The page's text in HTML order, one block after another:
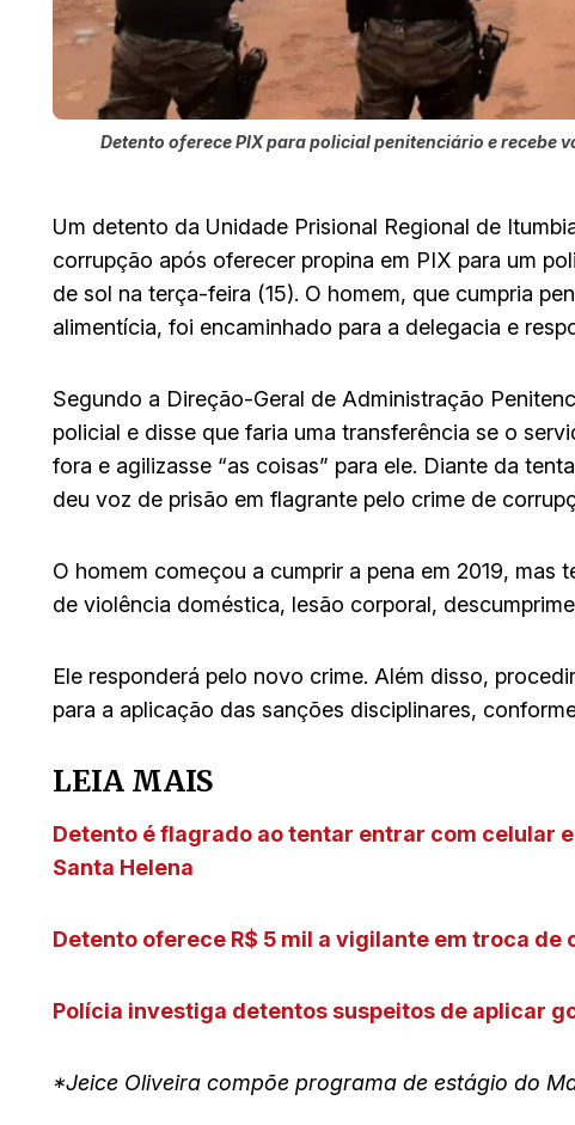
Detento oferece PIX para policial penitenciário e recebe
Um detento da Unidade Prisional Regional de
corrupção após oferecer propina em PIX para um
de sol na terça-feira (15). O homem, que cumpria
alimentícia, foi encaminhado para a delegacia e
Segundo a Direção-Geral de Administração
policial e disse que faria uma transferência se o
fora e agilizasse “as coisas” para ele. Diante da
deu voz de prisão em flagrante pelo crime de
O homem começou a cumprir a pena em 2019, mas
de violência doméstica, lesão corporal,
Ele responderá pelo novo crime. Além disso,
para a aplicação das sanções disciplinares,
LEIA MAIS
Detento é flagrado ao tentar entrar com celular
Santa Helena
Detento oferece R$ 5 mil a vigilante em troca de
Polícia investiga detentos suspeitos de aplicar
*Jeice Oliveira compõe programa de estágio do